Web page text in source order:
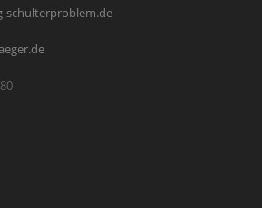
schulterproblem.de